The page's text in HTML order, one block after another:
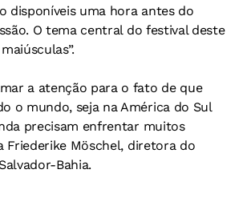
disponíveis uma hora antes do
O tema central do festival deste
a atenção para o fato de que
o mundo, seja na América do Sul
precisam enfrentar muitos
Friederike Möschel, diretora do
Bahia.